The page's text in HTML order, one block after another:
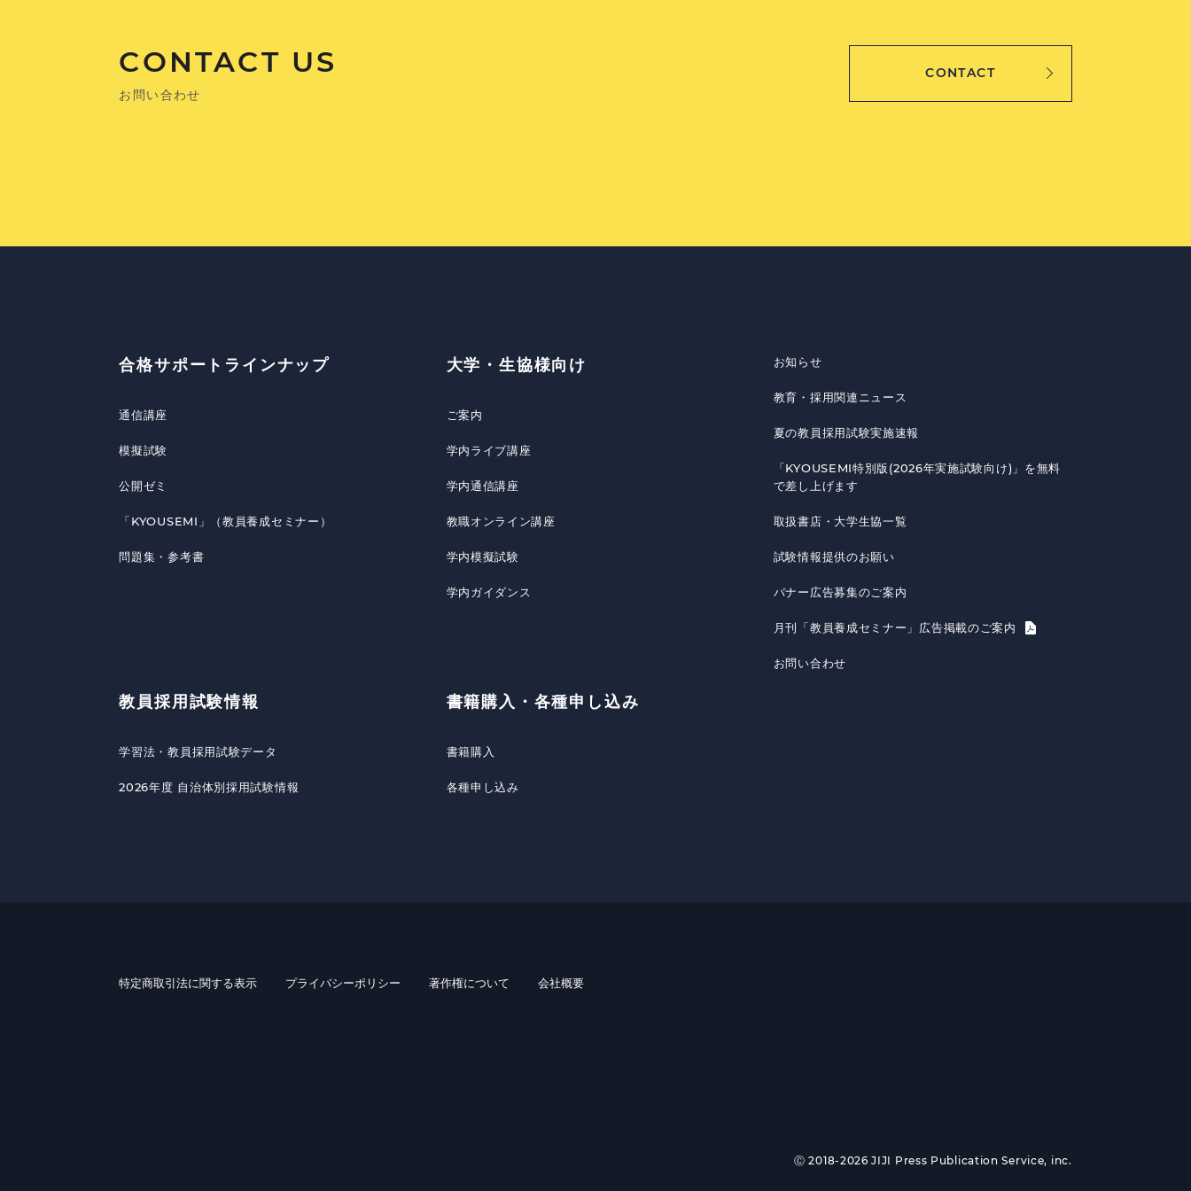
CONTACT US
お問い合わせ
CONTACT
合格サポートラインナップ
通信講座
模擬試験
公開ゼミ
「KYOUSEMI」（教員養成セミナー）
問題集・参考書
教員採用試験情報
学習法・教員採用試験データ
2026年度 自治体別採用試験情報
大学・生協様向け
ご案内
学内ライブ講座
学内通信講座
教職オンライン講座
学内模擬試験
学内ガイダンス
書籍購入・各種申し込み
書籍購入
各種申し込み
お知らせ
教育・採用関連ニュース
夏の教員採用試験実施速報
「KYOUSEMI特別版(2026年実施試験向け)」を無料
で差し上げます
取扱書店・大学生協一覧
試験情報提供のお願い
バナー広告募集のご案内
月刊「教員養成セミナー」広告掲載のご案内
お問い合わせ
特定商取引法に関する表示 プライバシーポリシー 著作権について 会社概要
Ⓒ 2018-2026 JIJI Press Publication Service, inc.